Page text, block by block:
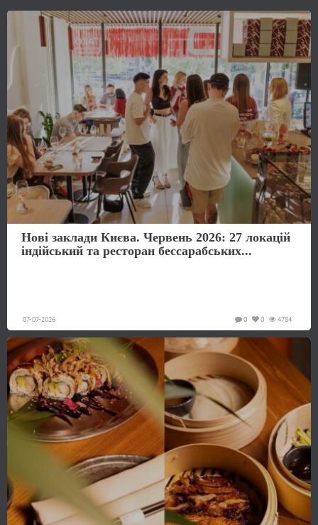
Нові заклади Києва. Червень 2026: 27 локацій
індійський та ресторан бессарабських...
07-07-2026 4784
0
0